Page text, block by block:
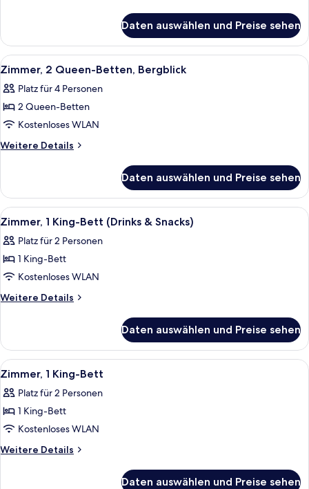
1 King-
Bett,
Bergblick
Daten auswählen und Preise sehen
Alle
Fotos
für
Zimmer,
2 Queen-
Betten,
Ein Hotelzimmer mit zwei Betten,
5
Zimmer, 2 Queen-Betten, Bergblick
Platz für 4 Personen
2 Queen-Betten
Kostenloses WLAN
Weitere Details
Weitere
2 Queen-
Betten,
Bergblick
Daten auswählen und Preise sehen
Alle
Fotos
für
Zimmer,
1 King-
Bett
Snacks)
anzeigen
Ein Hotelzimmer mit einem großen
6
Zimmer, 1 King-Bett (Drinks & Snacks)
Platz für 2 Personen
1 King-Bett
Kostenloses WLAN
Weitere Details
Weitere
1 King-
Bett
(Drinks
Snacks)
Daten auswählen und Preise sehen
Alle
Fotos
für
Zimmer,
1 King-
Bett
Ein Hotelzimmer mit einem großen
6
Zimmer, 1 King-Bett
Platz für 2 Personen
1 King-Bett
Kostenloses WLAN
Weitere Details
Weitere
Daten auswählen und Preise sehen